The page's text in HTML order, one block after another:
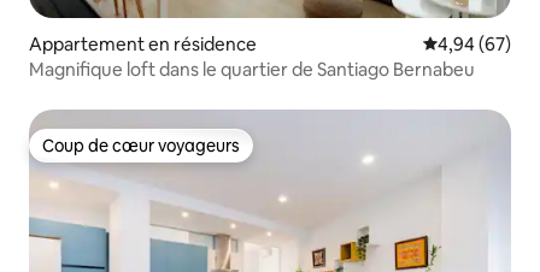
Appartement en résidence Évaluation
4,94 (67)
Magnifique loft dans le quartier de Santiago Bernabeu
Coup de cœur voyageurs
Coup de cœur voyageurs